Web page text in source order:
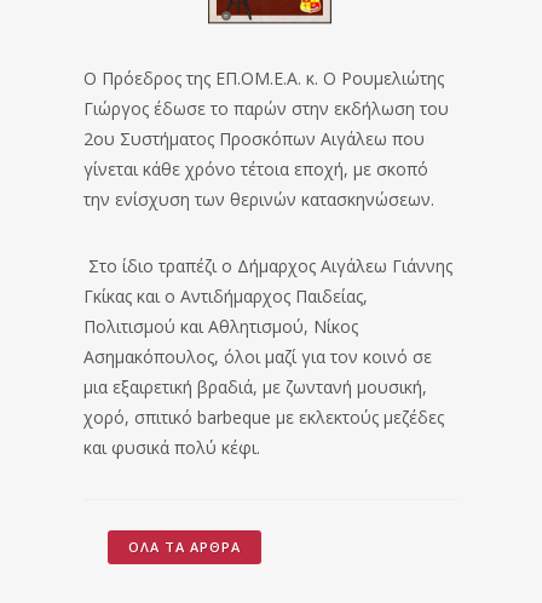
Ο Πρόεδρος της ΕΠ.ΟΜ.Ε.Α. κ. Ο Ρουμελιώτης
Γιώργος έδωσε το παρών στην εκδήλωση του
2ου Συστήματος Προσκόπων Αιγάλεω που
γίνεται κάθε χρόνο τέτοια εποχή, με σκοπό
την ενίσχυση των θερινών κατασκηνώσεων.
Στο ίδιο τραπέζι ο Δήμαρχος Αιγάλεω Γιάννης
Γκίκας και ο Αντιδήμαρχος Παιδείας,
Πολιτισμού και Αθλητισμού, Νίκος
Ασημακόπουλος, όλοι μαζί για τον κοινό σε
μια εξαιρετική βραδιά, με ζωντανή μουσική,
χορό, σπιτικό barbeque με εκλεκτούς μεζέδες
και φυσικά πολύ κέφι.
ΌΛΑ ΤΑ ΆΡΘΡΑ